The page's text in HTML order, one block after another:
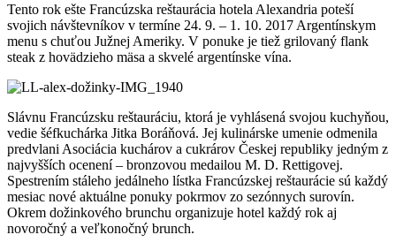
Tento rok ešte Francúzska reštaurácia hotela Alexandria poteší
svojich návštevníkov v termíne 24. 9. – 1. 10. 2017 Argentínskym
menu s chuťou Južnej Ameriky. V ponuke je tiež grilovaný flank
steak z hovädzieho mäsa a skvelé argentínske vína.
Slávnu Francúzsku reštauráciu, ktorá je vyhlásená svojou kuchyňou,
vedie šéfkuchárka Jitka Boráňová. Jej kulinárske umenie odmenila
predvlani Asociácia kuchárov a cukrárov Českej republiky jedným z
najvyšších ocenení – bronzovou medailou M. D. Rettigovej.
Spestrením stáleho jedálneho lístka Francúzskej reštaurácie sú každý
mesiac nové aktuálne ponuky pokrmov zo sezónnych surovín.
Okrem dožinkového brunchu organizuje hotel každý rok aj
novoročný a veľkonočný brunch.